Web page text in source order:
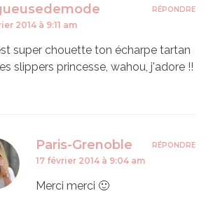
2014 à 9:11 am
super chouette ton écharpe tartan
slippers princesse, wahou, j'adore !!
RÉPONDRE
Paris-Grenoble
17 février 2014 à 9:04 am
Merci merci 🙂
RÉPONDRE